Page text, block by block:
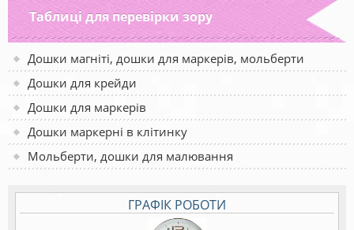
Таблиці для перевірки зору
Дошки магніті, дошки для маркерів, мольберти
Дошки для крейди
Дошки для маркерів
Дошки маркерні в клітинку
Мольберти, дошки для малювання
ГРАФІК РОБОТИ